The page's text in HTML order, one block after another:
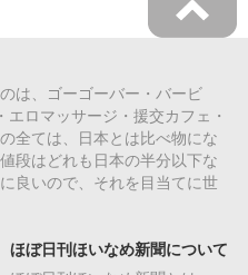
は、ゴーゴーバー・バービ
ロマッサージ・援交カフェ・
全ては、日本とは比べ物にな
段はどれも日本の半分以下な
良いので、それを目当てに世
ほぼ日刊ほいなめ新聞について